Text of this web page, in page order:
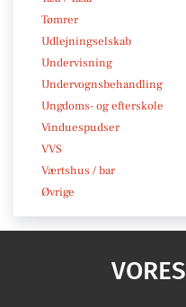
Tømrer
Udlejningselskab
Undervisning
Undervognsbehandling
Ungdoms- og efterskole
Vinduespudser
VVS
Værtshus / bar
Øvrige
VORES